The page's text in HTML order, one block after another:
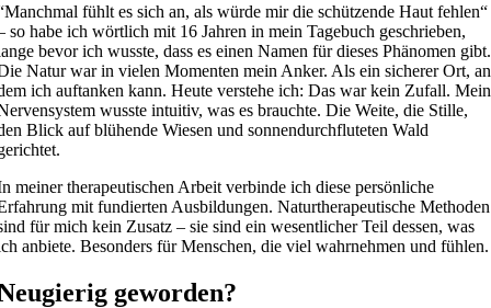
fühlt es sich an, als würde mir die schützende Haut fehlen“
so habe ich wörtlich mit 16 Jahren in mein Tagebuch geschrieben,
bevor ich wusste, dass es einen Namen für dieses Phänomen gibt.
Natur war in vielen Momenten mein Anker. Als ein sicherer Ort, an
ich auftanken kann.Heute verstehe ich: Das war kein Zufall. Mein
wusste intuitiv, was es brauchte. Die Weite, die Stille,
Blick auf blühende Wiesen und sonnendurchfluteten Wald
meiner therapeutischen Arbeit verbinde ich diese persönliche
mit fundierten Ausbildungen. Naturtherapeutische Methoden
für mich kein Zusatz – sie sind ein wesentlicher Teil dessen, was
anbiete. Besonders für Menschen, die viel wahrnehmen und fühlen.
geworden?